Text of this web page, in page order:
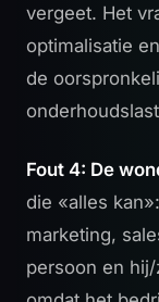
vergeet. Het
optimalisatie
de
Fout 4: De
die «alles
marketing,
persoon en